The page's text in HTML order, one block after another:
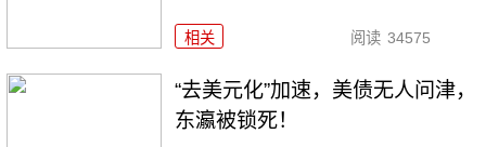
相关 阅读 34575
“去美元化”加速，美债无人问津，
东瀛被锁死！